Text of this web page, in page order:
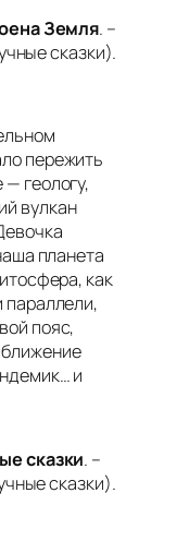
Земля. –
сказки).
пережить
геологу,
вулкан
планета
как
параллели,
пояс,
и
сказки. –
сказки).